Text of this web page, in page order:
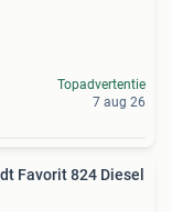
Topadvertentie
7 aug 26
Favorit 824 Diesel